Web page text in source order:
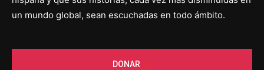
un mundo global, sean escuchadas en todo ámbito.
DONAR